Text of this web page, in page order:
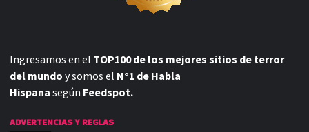
Ingresamos en el TOP100 de los mejores sitios de terror
del mundo y somos el N°1 de Habla
Hispana según Feedspot.
ADVERTENCIAS Y REGLAS